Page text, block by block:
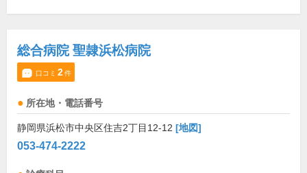
総合病院 聖隷浜松病院
口コミ 2件
所在地・電話番号
静岡県浜松市中央区住吉2丁目12-12 [地図]
053-474-2222